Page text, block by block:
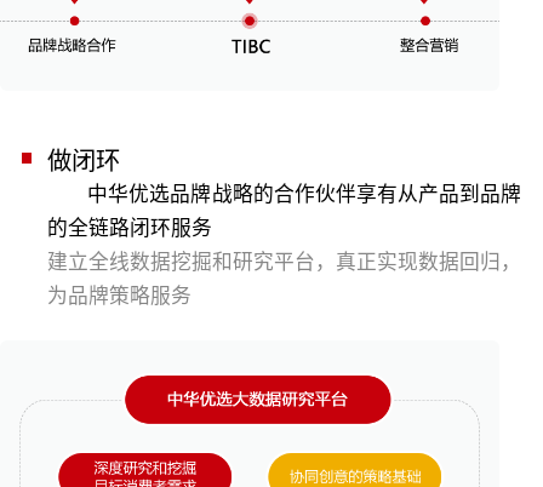
做闭环
中华优选品牌战略的合作伙伴享有从产品到品牌
的全链路闭环服务
建立全线数据挖掘和研究平台，真正实现数据回归，
为品牌策略服务